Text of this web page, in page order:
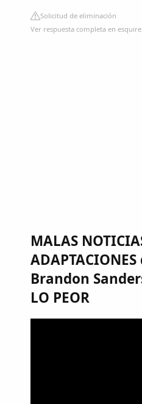
Solicitud de eliminación
Ver respuesta completa en
MALAS
Brandon
LO PEOR